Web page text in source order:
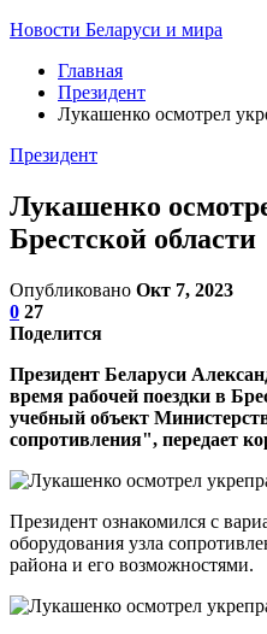
Новости Беларуси и мира
Главная
Президент
Лукашенко осмотрел
Президент
Лукашенко
Брестской области
Опубликовано Окт 7, 2023
0 27
Поделится
Президент Беларуси
время рабочей поездки в
учебный объект
сопротивления", передает
Президент ознакомился с
оборудования узла
района и его возможностями.